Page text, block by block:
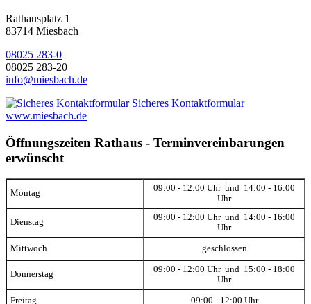
Rathausplatz 1
83714 Miesbach
08025 283-0
08025 283-20
info@miesbach.de
Sicheres Kontaktformular
www.miesbach.de
Öffnungszeiten Rathaus - Terminvereinbarungen
erwünscht
Montag
09:00 - 12:00 Uhr und 14:00 - 16:00
Uhr
Dienstag
09:00 - 12:00 Uhr und 14:00 - 16:00
Uhr
Mittwoch geschlossen
Donnerstag
09:00 - 12:00 Uhr und 15:00 - 18:00
Uhr
Freitag 09:00 - 12:00 Uhr